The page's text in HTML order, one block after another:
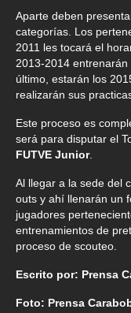
Aparte deben
categorías. Los
2011 les tocará el
2013-2014
último, estarán los
realizarán sus
Este proceso es
será para disputar el
FUTVE Junior.
Al llegar a la sede del
outs y ahí llenarán un
jugadores
entrenamientos de
proceso de scouteo.
Escrito por: Prensa
Foto: Prensa